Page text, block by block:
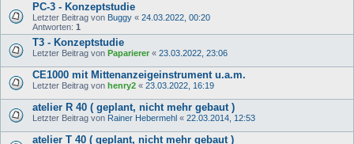
PC-3 - Konzeptstudie
Letzter Beitrag von Buggy « 24.03.2022, 00:20
Antworten: 1
T3 - Konzeptstudie
Letzter Beitrag von Paparierer « 23.03.2022, 23:06
CE1000 mit Mittenanzeigeinstrument u.a.m.
Letzter Beitrag von henry2 « 23.03.2022, 16:19
atelier R 40 ( geplant, nicht mehr gebaut )
Letzter Beitrag von Rainer Hebermehl « 22.03.2014, 12:53
atelier T 40 ( geplant, nicht mehr gebaut )